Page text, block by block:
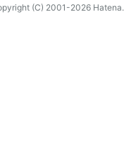
(C) 2001-2026 Hatena.